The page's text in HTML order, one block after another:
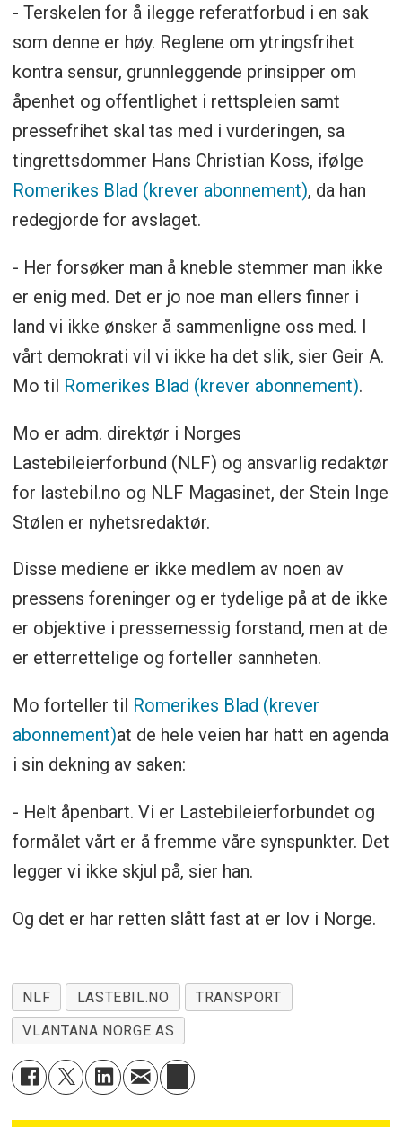
- Terskelen for å ilegge referatforbud i en sak
som denne er høy. Reglene om ytringsfrihet
kontra sensur, grunnleggende prinsipper om
åpenhet og offentlighet i rettspleien samt
pressefrihet skal tas med i vurderingen, sa
tingrettsdommer Hans Christian Koss, ifølge
Romerikes Blad (krever abonnement), da han
redegjorde for avslaget.
- Her forsøker man å kneble stemmer man ikke
er enig med. Det er jo noe man ellers finner i
land vi ikke ønsker å sammenligne oss med. I
vårt demokrati vil vi ikke ha det slik, sier Geir A.
Mo til Romerikes Blad (krever abonnement).
Mo er adm. direktør i Norges
Lastebileierforbund (NLF) og ansvarlig redaktør
for lastebil.no og NLF Magasinet, der Stein Inge
Stølen er nyhetsredaktør.
Disse mediene er ikke medlem av noen av
pressens foreninger og er tydelige på at de ikke
er objektive i pressemessig forstand, men at de
er etterrettelige og forteller sannheten.
Mo forteller til Romerikes Blad (krever
abonnement)at de hele veien har hatt en agenda
i sin dekning av saken:
- Helt åpenbart. Vi er Lastebileierforbundet og
formålet vårt er å fremme våre synspunkter. Det
legger vi ikke skjul på, sier han.
Og det er har retten slått fast at er lov i Norge.
NLF LASTEBIL.NO
TRANSPORT
VLANTANA NORGE AS